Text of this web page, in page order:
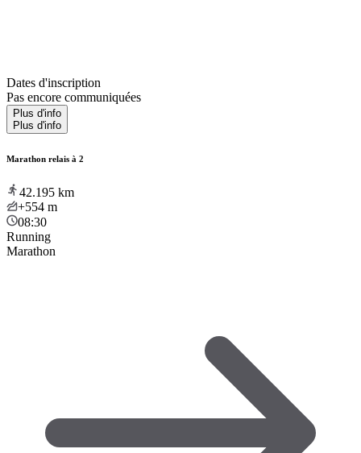
Dates d'inscription
Pas encore communiquées
Plus d'info
Plus d'info
Marathon relais à 2
42.195 km
+554 m
08:30
Running
Marathon